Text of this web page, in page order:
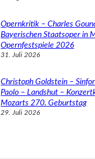
Opernkritik – Charles
Bayerischen Staatsoper in
Opernfestspiele 2026
31. Juli 2026
Christoph Goldstein –
Paolo – Landshut –
Mozarts 270. Geburtstag
29. Juli 2026